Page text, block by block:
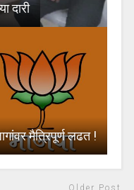
दारी
मैत्रिपूर्ण लढत !